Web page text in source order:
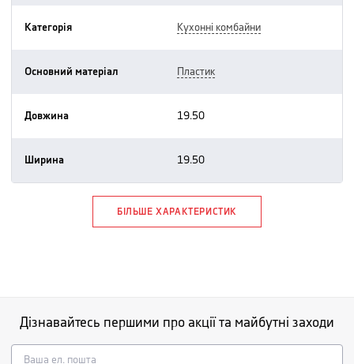
Категорія кухонні комбайни
Основний матеріал пластик
Довжина 19.50
Ширина 19.50
БІЛЬШЕ ХАРАКТЕРИСТИК
Дізнавайтесь першими про акції та майбутні заходи